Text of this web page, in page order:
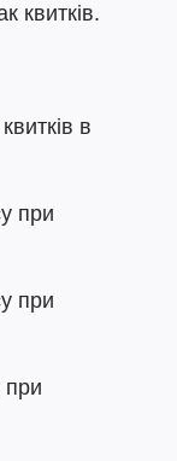
квитків.
в
при
при
при